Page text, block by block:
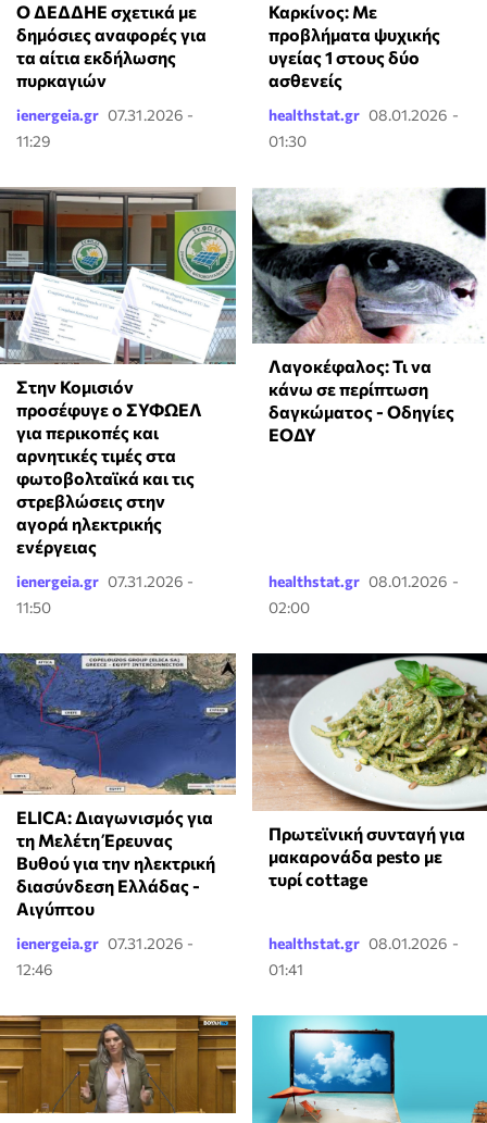
Ο ΔΕΔΔΗΕ σχετικά με
δημόσιες αναφορές για
τα αίτια εκδήλωσης
πυρκαγιών
ienergeia.gr 07.31.2026 -
11:29
Καρκίνος: Με
προβλήματα ψυχικής
υγείας 1 στους δύο
ασθενείς
healthstat.gr 08.01.2026 -
01:30
Στην Κομισιόν
προσέφυγε ο ΣΥΦΩΕΛ
για περικοπές και
αρνητικές τιμές στα
φωτοβολταϊκά και τις
στρεβλώσεις στην
αγορά ηλεκτρικής
ενέργειας
ienergeia.gr 07.31.2026 -
11:50
Λαγοκέφαλος: Τι να
κάνω σε περίπτωση
δαγκώματος - Οδηγίες
ΕΟΔΥ
healthstat.gr 08.01.2026 -
02:00
ELICA: Διαγωνισμός για
τη Μελέτη Έρευνας
Βυθού για την ηλεκτρική
διασύνδεση Ελλάδας -
Αιγύπτου
ienergeia.gr 07.31.2026 -
12:46
Πρωτεϊνική συνταγή για
μακαρονάδα pesto με
τυρί cottage
healthstat.gr 08.01.2026 -
01:41